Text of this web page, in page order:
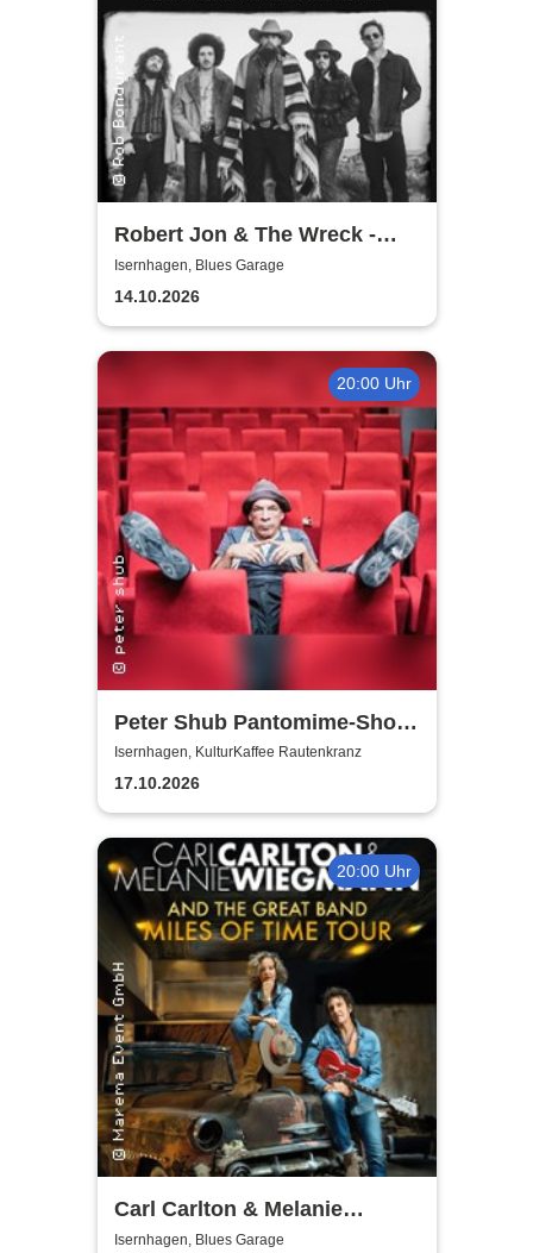
Robert Jon & The Wreck -
Heartbreaks & Last Goodbyes
- Tour 2026
Isernhagen, Blues Garage
14.10.2026
20:00 Uhr
Peter Shub Pantomime-Show
- Für Garderobe keine
Haftung
Isernhagen, KulturKaffee Rautenkranz
17.10.2026
20:00 Uhr
Carl Carlton & Melanie
Wiegmann and the Great
Isernhagen, Blues Garage